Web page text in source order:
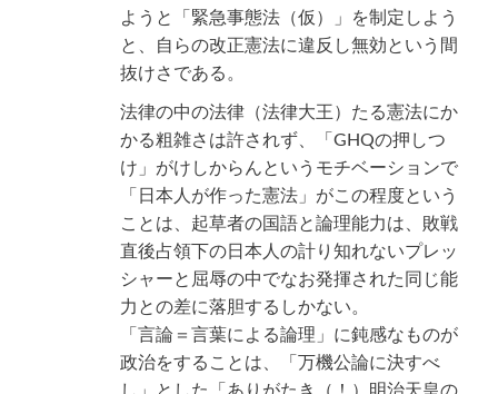
ようと「緊急事態法（仮）」を制定しよう
と、自らの改正憲法に違反し無効という間
抜けさである。
法律の中の法律（法律大王）たる憲法にか
かる粗雑さは許されず、「GHQの押しつ
け」がけしからんというモチベーションで
「日本人が作った憲法」がこの程度という
ことは、起草者の国語と論理能力は、敗戦
直後占領下の日本人の計り知れないプレッ
シャーと屈辱の中でなお発揮された同じ能
力との差に落胆するしかない。
「言論＝言葉による論理」に鈍感なものが
政治をすることは、「万機公論に決すべ